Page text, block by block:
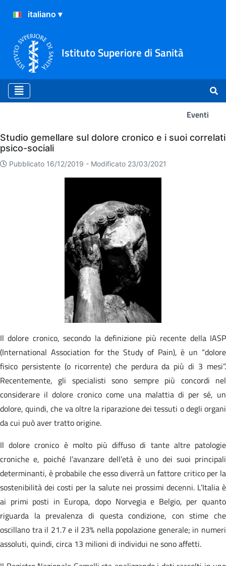
Istituto Superiore di Sanità
Eventi
Eventi
Studio gemellare sul dolore cronico e i suoi correlati
psico-sociali
Pubblicato 16/12/2019 - Modificato 23/03/2021
Il dolore cronico, secondo la definizione più recente della IASP
(International Association for the Study of Pain), è un “dolore
fisico persistente (o ricorrente) che perdura da più di 3 mesi”.
Recentemente, gli specialisti sono sempre più concordi nel
considerare il dolore cronico come una malattia di per sé, un
dolore, quindi, che va oltre la riparazione dei tessuti o degli organi
da cui può aver tratto origine.
Il dolore cronico è molto più diffuso di tante altre patologie
croniche e, poiché l’avanzare dell’età è uno dei suoi principali
determinanti, è probabile che esso diverrà un fattore critico per la
sostenibilità dei costi per la salute nei prossimi decenni. L’Italia è
ai primi posti in Europa, dopo Norvegia e Belgio, per quanto
riguarda la prevalenza di questa condizione, con stime che
oscillano tra il 21.7 e il 23% nella popolazione generale; in numeri
assoluti, quindi, circa 13 milioni di individui ne sono affetti.